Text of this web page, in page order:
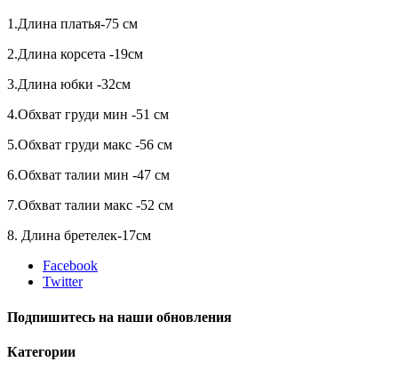
1.Длина платья-75 см
2.Длина корсета -19см
3.Длина юбки -32см
4.Обхват груди мин -51 см
5.Обхват груди макс -56 см
6.Обхват талии мин -47 см
7.Обхват талии макс -52 см
8. Длина бретелек-17см
Facebook
Twitter
Подпишитесь на наши обновления
Категории